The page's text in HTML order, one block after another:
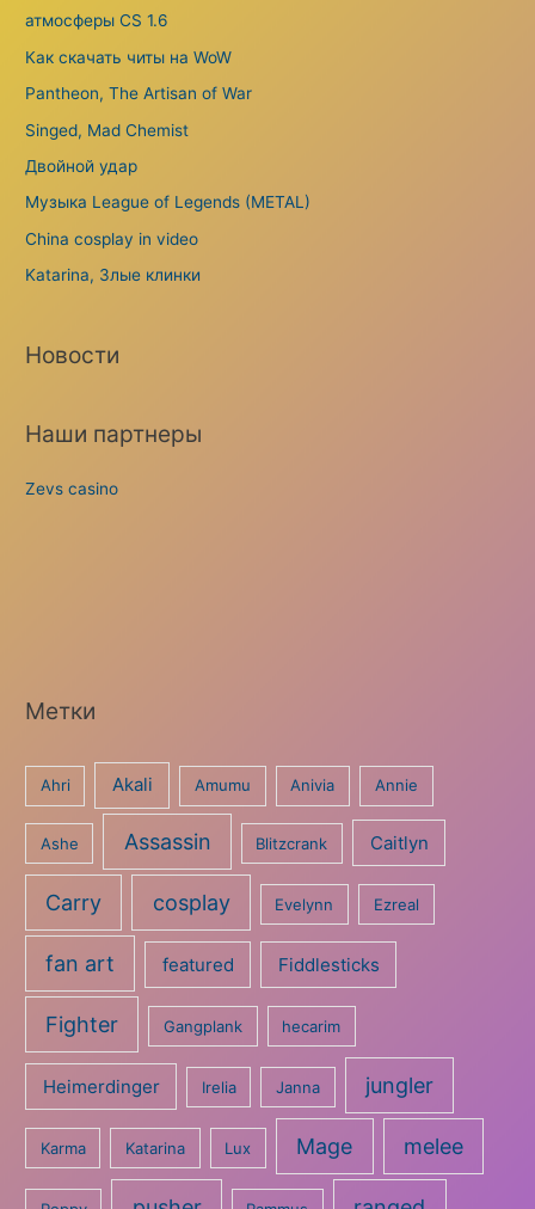
атмосферы CS 1.6
Как скачать читы на WoW
Pantheon, The Artisan of War
Singed, Mad Chemist
Двойной удар
Музыка League of Legends (METAL)
China cosplay in video
Katarina, Злые клинки
Новости
Наши партнеры
Zevs casino
Метки
Ahri Akali Amumu Anivia Annie
Ashe Assassin Blitzcrank Caitlyn
Carry cosplay Evelynn Ezreal
fan art featured Fiddlesticks
Fighter Gangplank hecarim
Heimerdinger Irelia Janna jungler
Karma Katarina Lux Mage melee